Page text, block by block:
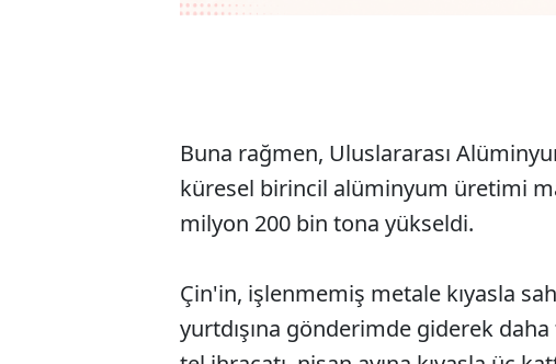
Buna rağmen, Uluslararası
küresel birincil alüminyum üretimi
milyon 200 bin tona yükseldi.
Çin'in, işlenmemiş metale kıyasla
yurtdışına gönderimde giderek